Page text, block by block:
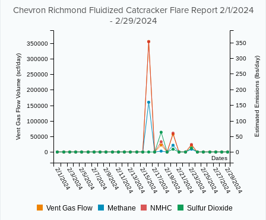
Chevron Richmond Fluidized Catcracker Flare Report 2/1/2024
- 2/29/2024
Dates
2/1/20242/3/20242/5/20242/7/20242/9/20242/11/20242/13/20242/15/20242/17/20242/19/20242/21/20242/23/20242/25/20242/27/20242/29/2024
Vent Gas Flow Volume (scf/day)
0
50000
100000
150000
200000
250000
300000
350000
Estimated Emissions (lbs/day)
0
50
100
150
200
250
300
350
Vent Gas Flow Methane NMHC Sulfur Dioxide